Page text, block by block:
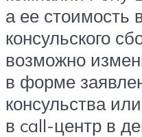
а ее стоимость
консульского
возможно
в форме
консульства
в call-центр в